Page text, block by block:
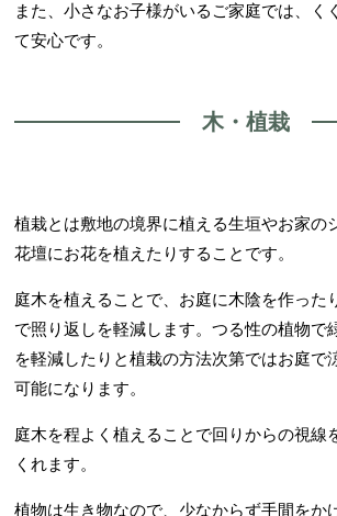
また、小さなお子様がいるご家庭では、く
て安心です。
木・植栽
植栽とは敷地の境界に植える生垣やお家の
花壇にお花を植えたりすることです。
庭木を植えることで、お庭に木陰を作った
で照り返しを軽減します。つる性の植物で
を軽減したりと植栽の方法次第ではお庭で
可能になります。
庭木を程よく植えることで回りからの視線
くれます。
植物は生き物なので、少なからず手間をか